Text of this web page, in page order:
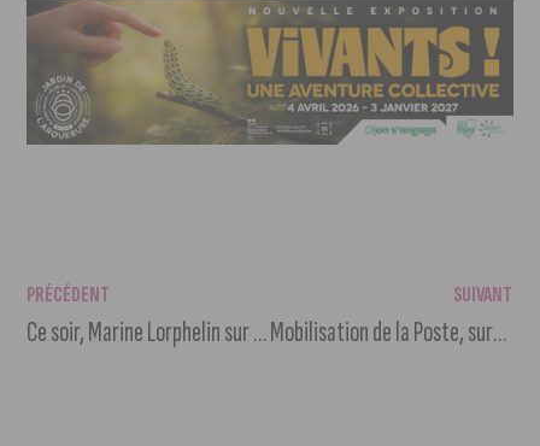
PRÉCÉDENT
Ce soir, Marine Lorphelin sur M6 dans « Recherche appartement ou Maison »
SUIVANT
Mobilisation de la Poste, surmortalité, élections régionales, banques alimentaires : l’actu au p’tit dej’ de ce mardi 16 février 2021